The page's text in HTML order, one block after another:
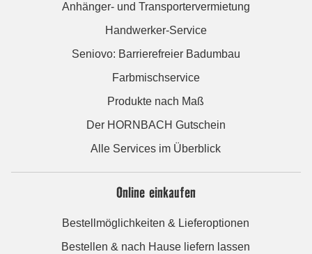
Anhänger- und Transportervermietung
Handwerker-Service
Seniovo: Barrierefreier Badumbau
Farbmischservice
Produkte nach Maß
Der HORNBACH Gutschein
Alle Services im Überblick
Online einkaufen
Bestellmöglichkeiten & Lieferoptionen
Bestellen & nach Hause liefern lassen